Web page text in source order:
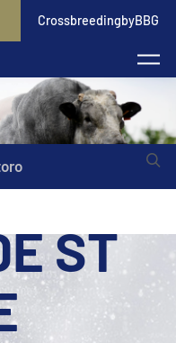
CrossbreedingbyBBG
ST